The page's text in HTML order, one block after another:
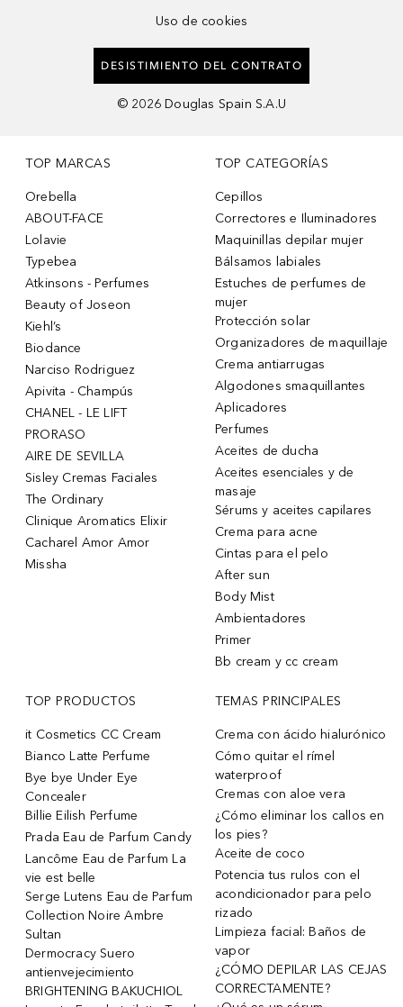
Uso de cookies
DESISTIMIENTO DEL CONTRATO
© 2026 Douglas Spain S.A.U
TOP MARCAS
Orebella
ABOUT-FACE
Lolavie
Typebea
Atkinsons - Perfumes
Beauty of Joseon
Kiehl’s
Biodance
Narciso Rodriguez
Apivita - Champús
CHANEL - LE LIFT
PRORASO
AIRE DE SEVILLA
Sisley Cremas Faciales
The Ordinary
Clinique Aromatics Elixir
Cacharel Amor Amor
Missha
TOP CATEGORÍAS
Cepillos
Correctores e Iluminadores
Maquinillas depilar mujer
Bálsamos labiales
Estuches de perfumes de
mujer
Protección solar
Organizadores de maquillaje
Crema antiarrugas
Algodones smaquillantes
Aplicadores
Perfumes
Aceites de ducha
Aceites esenciales y de
masaje
Sérums y aceites capilares
Crema para acne
Cintas para el pelo
After sun
Body Mist
Ambientadores
Primer
Bb cream y cc cream
TOP PRODUCTOS
it Cosmetics CC Cream
Bianco Latte Perfume
Bye bye Under Eye
Concealer
Billie Eilish Perfume
Prada Eau de Parfum Candy
Lancôme Eau de Parfum La
vie est belle
Serge Lutens Eau de Parfum
Collection Noire Ambre
Sultan
Dermocracy Suero
antienvejecimiento
BRIGHTENING BAKUCHIOL
TEMAS PRINCIPALES
Crema con ácido hialurónico
Cómo quitar el rímel
waterproof
Cremas con aloe vera
¿Cómo eliminar los callos en
los pies?
Aceite de coco
Potencia tus rulos con el
acondicionador para pelo
rizado
Limpieza facial: Baños de
vapor
¿CÓMO DEPILAR LAS CEJAS
CORRECTAMENTE?